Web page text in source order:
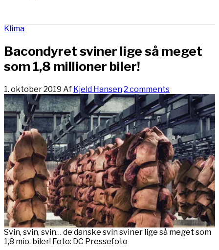
Klima
Bacondyret sviner lige så meget
som 1,8 millioner biler!
1. oktober 2019 Af Kjeld Hansen2 comments
Svin, svin, svin… de danske svin sviner lige så meget som
1,8 mio. biler! Foto: DC Pressefoto